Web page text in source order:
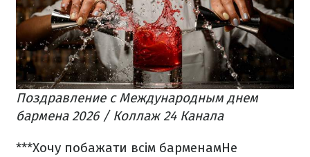
Поздравление с Международным днем
бармена 2026 / Коллаж 24 Канала
***Хочу побажати всім барменамНе